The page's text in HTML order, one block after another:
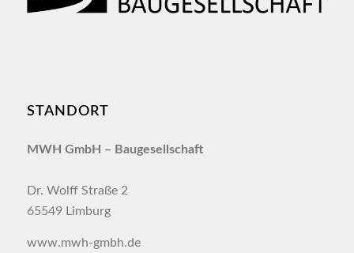
STANDORT
MWH GmbH – Baugesellschaft
Dr. Wolff Straße 2
65549 Limburg
www.mwh-gmbh.de